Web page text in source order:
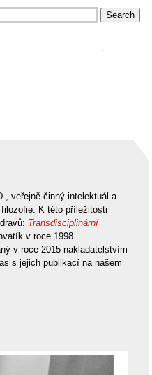
veřejně činný intelektuál a
K této příležitosti
Transdisciplinární
v roce 1998
v roce 2015 nakladatelstvím
s jejich publikací na našem